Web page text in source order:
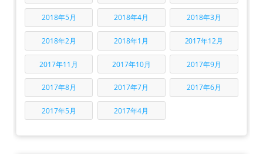
2018年5月 2018年4月 2018年3月
2018年2月 2018年1月 2017年12月
2017年11月 2017年10月 2017年9月
2017年8月 2017年7月 2017年6月
2017年5月 2017年4月